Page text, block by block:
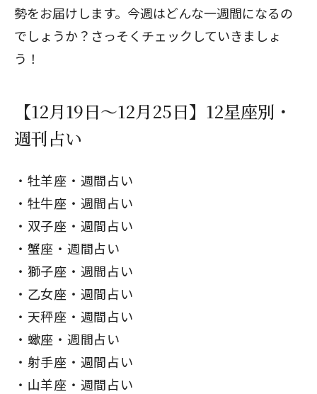
勢をお届けします。今週はどんな一週間になるの
でしょうか？さっそくチェックしていきましょ
う！
【12月19日～12月25日】12星座別・
週刊占い
牡羊座・週間占い
牡牛座・週間占い
双子座・週間占い
蟹座・週間占い
獅子座・週間占い
乙女座・週間占い
天秤座・週間占い
蠍座・週間占い
射手座・週間占い
山羊座・週間占い